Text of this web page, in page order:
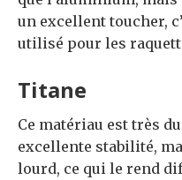
un excellent toucher,
utilisé pour les
Titane
Ce matériau est très
excellente stabilité,
lourd, ce qui le rend